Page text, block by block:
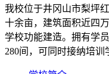
我校位于井冈山市梨坪
十余亩，建筑面积近四
学校功能建造。拥有学
280间，可同时接纳培训